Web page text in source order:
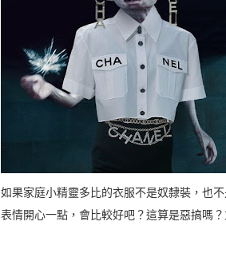
如果家庭小精靈多比的衣服不是奴隸裝，也
表情開心一點，會比較好吧？這算是惡搞嗎